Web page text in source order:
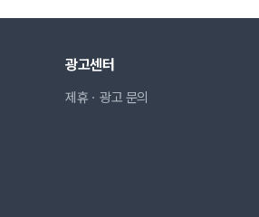
광고센터
제휴ㆍ광고 문의